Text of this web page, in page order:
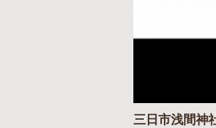
三日市浅間神